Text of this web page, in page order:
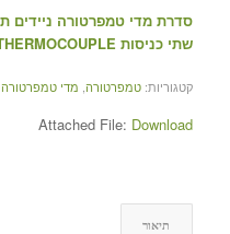
שתי כניסות THERMOCOUPLE
קטגוריות: טמפרטורה, מדי טמפרטורה
Attached File: Download
תיאור